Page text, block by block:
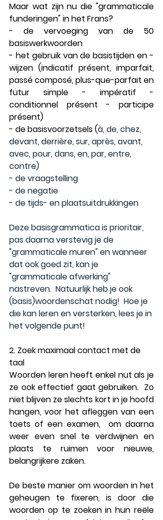
Maar wat zijn nu die "grammaticale
funderingen" in het Frans?
- de vervoeging van de 50
basiswerkwoorden
- het gebruik van de basistijden en -
wijzen (indicatif présent, imparfait,
passé composé, plus-que-parfait en
futur simple - impératif -
conditionnel présent - participe
présent)
- de basisvoorzetsels (à, de, chez,
devant, derrière, sur, après, avant,
avec, pour, dans, en, par, entre,
contre)
- de vraagstelling
- de negatie
- de tijds- en plaatsuitdrukkingen
Deze basisgrammatica is prioritair,
pas daarna verstevig je de
"grammaticale muren" en wanneer
dat ook goed zit, kan je
"grammaticale afwerking"
nastreven.  Natuurlijk heb je ook
(basis)woordenschat nodig!  Hoe je
die kan leren en versterken, lees je in
het volgende punt!
2. Zoek maximaal contact met de
taal
Woorden leren heeft enkel nut als je
ze ook effectief gaat gebruiken.  Zo
niet blijven ze slechts kort in je hoofd
hangen, voor het afleggen van een
toets of een examen,  om daarna
weer even snel te verdwijnen en
plaats te ruimen voor nieuwe,
belangrijkere zaken.
De beste manier om woorden in het
woorden op te zoeken in hun reële